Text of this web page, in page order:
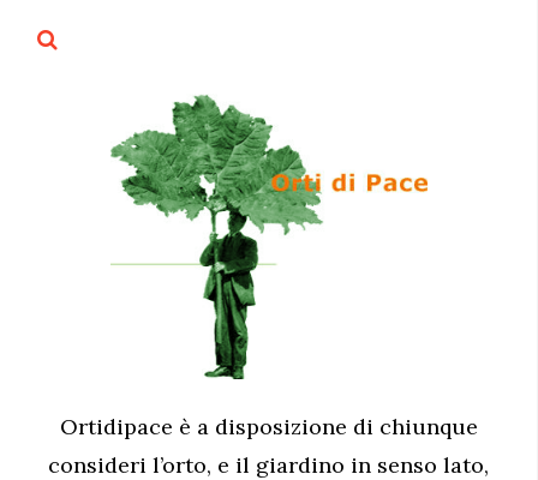
Ortidipace è a disposizione di chiunque
consideri l’orto, e il giardino in senso lato,